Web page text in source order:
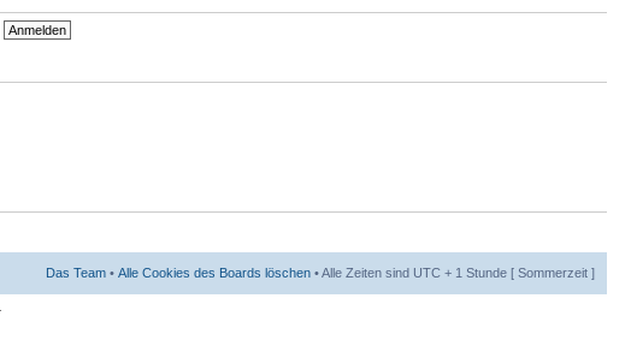
Das Team • Alle Cookies des Boards löschen • Alle Zeiten sind UTC + 1 Stunde [ Sommerzeit ]